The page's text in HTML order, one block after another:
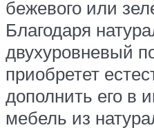
бежевого или
Благодаря
двухуровневый
приобретет
дополнить его в
мебель из